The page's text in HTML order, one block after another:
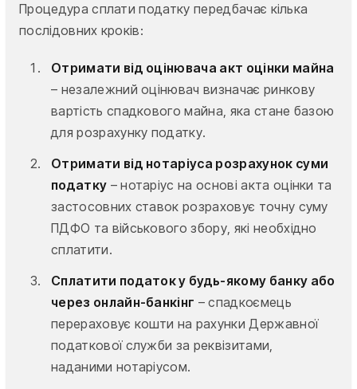
Процедура сплати податку передбачає кілька
послідовних кроків:
Отримати від оцінювача акт оцінки майна
– незалежний оцінювач визначає ринкову
вартість спадкового майна, яка стане базою
для розрахунку податку.
Отримати від нотаріуса розрахунок суми
податку – нотаріус на основі акта оцінки та
застосовних ставок розраховує точну суму
ПДФО та військового збору, які необхідно
сплатити.
Сплатити податок у будь-якому банку або
через онлайн-банкінг – спадкоємець
перераховує кошти на рахунки Державної
податкової служби за реквізитами,
наданими нотаріусом.